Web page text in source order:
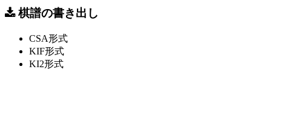
棋譜の書き出し
CSA形式
KIF形式
KI2形式